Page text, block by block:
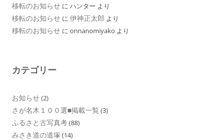
移転のお知らせ に ハンター より
移転のお知らせ に 伊神正太郎 より
移転のお知らせ に onnanomiyako より
カテゴリー
お知らせ(2)
さが名木１００選■掲載一覧 (3)
ふるさと古写真考(88)
みさき道の道塚 (14)